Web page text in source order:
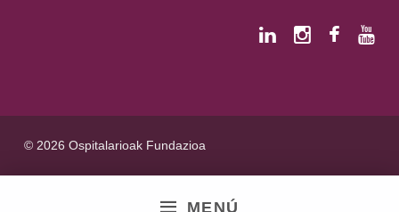
MENÚ
© 2026 Ospitalarioak Fundazioa